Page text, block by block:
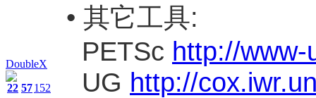
DoubleX
22 57152
• 其它工具:
PETSc http://
UG http://